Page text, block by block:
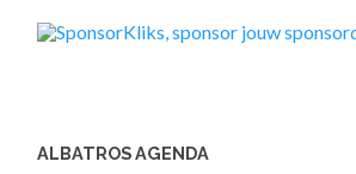
ALBATROS AGENDA